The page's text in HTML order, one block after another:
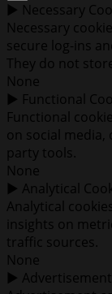
► Necessary
Necessary
secure log-ins
They do not
None
► Functional
Functional
on social media,
party tools.
None
► Analytical
Analytical
insights on
traffic sources.
None
►